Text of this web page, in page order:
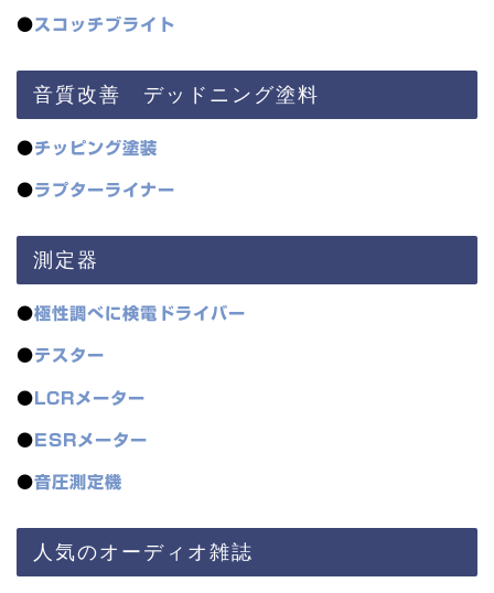
●スコッチブライト
音質改善 デッドニング塗料
●チッピング塗装
●ラプターライナー
測定器
●極性調べに検電ドライバー
●テスター
● LCRメーター
● ESRメーター
●音圧測定機
人気のオーディオ雑誌